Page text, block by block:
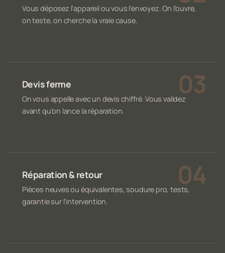
Vous déposez l'appareil ou vous l'envoyez. On l'ouvre,
on teste, on cherche la vraie cause.
Devis ferme
On vous appelle avec un devis chiffré. Vous validez
avant qu'on lance la réparation.
Réparation & retour
Pièces neuves ou équivalentes, soudure pro, tests,
garantie sur l'intervention.